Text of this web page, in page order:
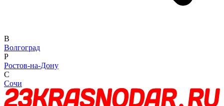
В
Волгоград
Р
Ростов-на-Дону
С
Сочи